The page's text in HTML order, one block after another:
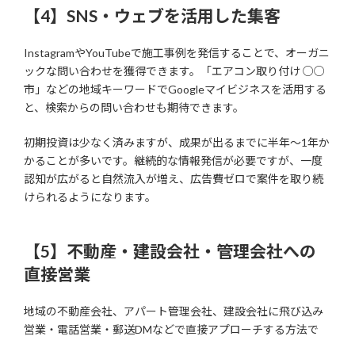
【4】SNS・ウェブを活用した集客
InstagramやYouTubeで施工事例を発信することで、オーガニ
ックな問い合わせを獲得できます。「エアコン取り付け ○○
市」などの地域キーワードでGoogleマイビジネスを活用する
と、検索からの問い合わせも期待できます。
初期投資は少なく済みますが、成果が出るまでに半年〜1年か
かることが多いです。継続的な情報発信が必要ですが、一度
認知が広がると自然流入が増え、広告費ゼロで案件を取り続
けられるようになります。
【5】不動産・建設会社・管理会社への
直接営業
地域の不動産会社、アパート管理会社、建設会社に飛び込み
営業・電話営業・郵送DMなどで直接アプローチする方法で